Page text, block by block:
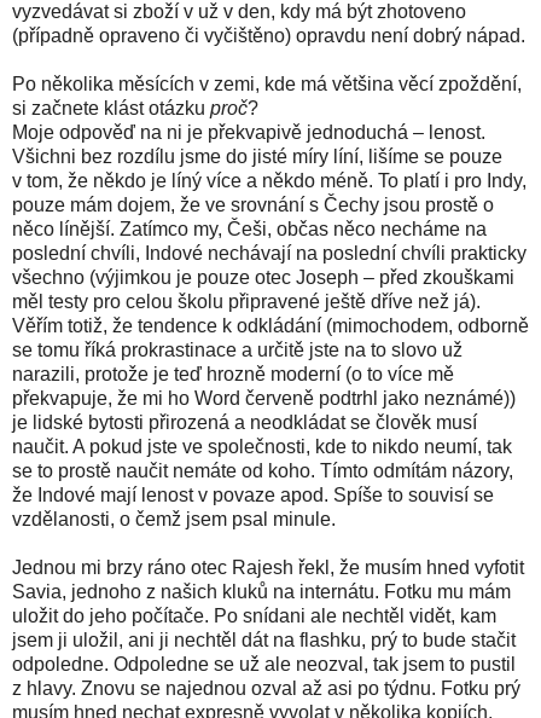
vyzvedávat si zboží v už v den, kdy má být zhotoveno
(případně opraveno či vyčištěno) opravdu není dobrý nápad.
Po několika měsících v zemi, kde má většina věcí zpoždění,
si začnete klást otázku proč?
Moje odpověď na ni je překvapivě jednoduchá – lenost.
Všichni bez rozdílu jsme do jisté míry líní, lišíme se pouze
v tom, že někdo je líný více a někdo méně. To platí i pro Indy,
pouze mám dojem, že ve srovnání s Čechy jsou prostě o
něco línější. Zatímco my, Češi, občas něco necháme na
poslední chvíli, Indové nechávají na poslední chvíli prakticky
všechno (výjimkou je pouze otec Joseph – před zkouškami
měl testy pro celou školu připravené ještě dříve než já).
Věřím totiž, že tendence k odkládání (mimochodem, odborně
se tomu říká prokrastinace a určitě jste na to slovo už
narazili, protože je teď hrozně moderní (o to více mě
překvapuje, že mi ho Word červeně podtrhl jako neznámé))
je lidské bytosti přirozená a neodkládat se člověk musí
naučit. A pokud jste ve společnosti, kde to nikdo neumí, tak
se to prostě naučit nemáte od koho. Tímto odmítám názory,
že Indové mají lenost v povaze apod. Spíše to souvisí se
vzdělanosti, o čemž jsem psal minule.
Jednou mi brzy ráno otec Rajesh řekl, že musím hned vyfotit
Savia, jednoho z našich kluků na internátu. Fotku mu mám
uložit do jeho počítače. Po snídani ale nechtěl vidět, kam
jsem ji uložil, ani ji nechtěl dát na flashku, prý to bude stačit
odpoledne. Odpoledne se už ale neozval, tak jsem to pustil
z hlavy. Znovu se najednou ozval až asi po týdnu. Fotku prý
musím hned nechat expresně vyvolat v několika kopiích,